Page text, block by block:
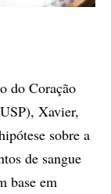
do Coração
Xavier,
sobre a
de sangue
base em